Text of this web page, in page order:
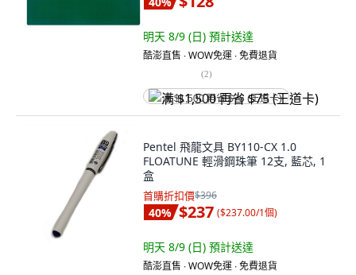
明天 8/9 (日) 預計送達
酷澎直售 ∙ WOW免運 ∙ 免費退貨
(2)
满 $1,500 再省 $75 (王道卡)
Pentel 飛龍文具 BY110-CX 1.0
FLOATUNE 輕滑鋼珠筆 12支, 藍芯, 1
盒
首購折扣價$396
40% $237 ($237.00/1個)
明天 8/9 (日) 預計送達
酷澎直售 ∙ WOW免運 ∙ 免費退貨